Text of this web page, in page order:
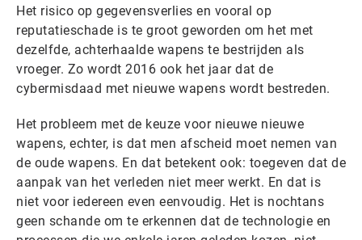
Het risico op gegevensverlies en vooral op
reputatieschade is te groot geworden om het met
dezelfde, achterhaalde wapens te bestrijden als
vroeger. Zo wordt 2016 ook het jaar dat de
cybermisdaad met nieuwe wapens wordt bestreden.
Het probleem met de keuze voor nieuwe nieuwe
wapens, echter, is dat men afscheid moet nemen van
de oude wapens. En dat betekent ook: toegeven dat de
aanpak van het verleden niet meer werkt. En dat is
niet voor iedereen even eenvoudig. Het is nochtans
geen schande om te erkennen dat de technologie en